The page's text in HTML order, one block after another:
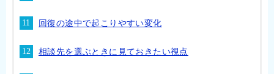
回復の途中で起こりやすい変化
相談先を選ぶときに見ておきたい視点